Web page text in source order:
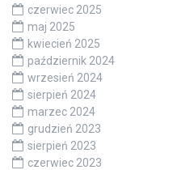
czerwiec 2025
maj 2025
kwiecień 2025
październik 2024
wrzesień 2024
sierpień 2024
marzec 2024
grudzień 2023
sierpień 2023
czerwiec 2023